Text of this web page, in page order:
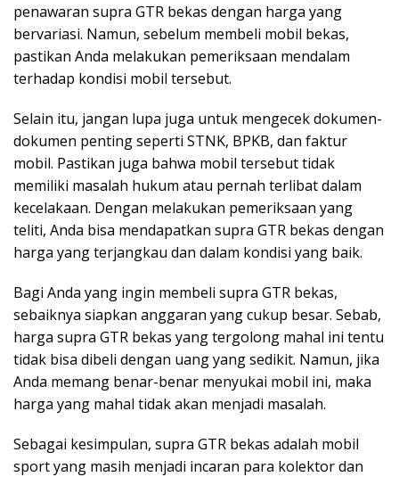
penawaran supra GTR bekas dengan harga yang
bervariasi. Namun, sebelum membeli mobil bekas,
pastikan Anda melakukan pemeriksaan mendalam
terhadap kondisi mobil tersebut.
Selain itu, jangan lupa juga untuk mengecek dokumen-
dokumen penting seperti STNK, BPKB, dan faktur
mobil. Pastikan juga bahwa mobil tersebut tidak
memiliki masalah hukum atau pernah terlibat dalam
kecelakaan. Dengan melakukan pemeriksaan yang
teliti, Anda bisa mendapatkan supra GTR bekas dengan
harga yang terjangkau dan dalam kondisi yang baik.
Bagi Anda yang ingin membeli supra GTR bekas,
sebaiknya siapkan anggaran yang cukup besar. Sebab,
harga supra GTR bekas yang tergolong mahal ini tentu
tidak bisa dibeli dengan uang yang sedikit. Namun, jika
Anda memang benar-benar menyukai mobil ini, maka
harga yang mahal tidak akan menjadi masalah.
Sebagai kesimpulan, supra GTR bekas adalah mobil
sport yang masih menjadi incaran para kolektor dan